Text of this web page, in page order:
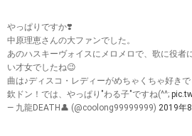
やっぱりですか❣️
中原理恵さんの大ファンでした。
あのハスキーヴォイスにメロメロで、歌に役者
い才女でしたね😉
曲は♪ディスコ・レディーがめちゃくちゃ好き
欽ドン！では、やっぱり"わる子"ですね(^^;
— 九龍DEATH👤 (@coolong99999999) 2019年